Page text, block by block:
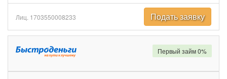
Лиц. 1703550008233 Подать заявку
Первый займ 0%